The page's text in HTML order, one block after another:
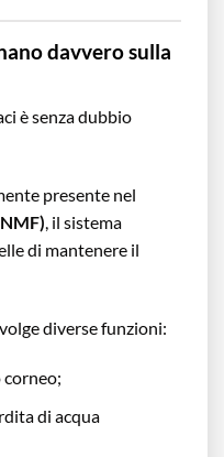
davvero sulla
è senza dubbio
presente nel
, il sistema
di mantenere il
diverse funzioni:
di acqua